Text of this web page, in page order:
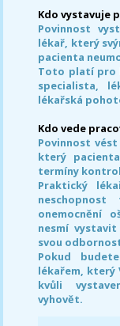
Kdo vystavuje
Povinnost
lékař, který
pacienta
Toto platí pro
specialista,
lékařská
Kdo vede
Povinnost
který
termíny
Praktický
onemocnění
nesmí
svou
Pokud
lékařem, který
kvůli
vyhovět.